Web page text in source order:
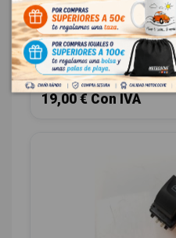
RENAULT CAPTUR 0.9 ENERGY
OEM:180029347R
ID:1155353
15,70 € Sin IVA
19,00 € Con IVA